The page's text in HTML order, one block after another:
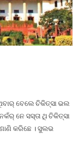
ବେଲେ ଚିକିତ୍ସା ଭଲ
ନେ ସସ୍ତା ଥି ଚିକିତ୍ସା
କରିଛେ । ସୁଲଭ